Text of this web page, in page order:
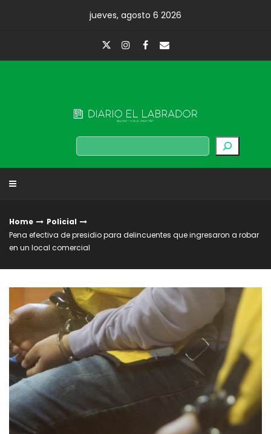
jueves, agosto 6 2026
Buscar
Home
Policial
Pena efectiva de presidio para delincuentes que ingresaron a robar
en un local comercial